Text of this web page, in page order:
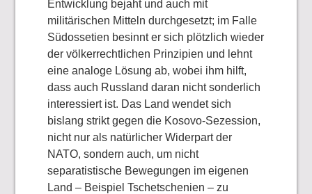
Entwicklung bejaht und auch mit
militärischen Mitteln durchgesetzt; im Falle
Südossetien besinnt er sich plötzlich wieder
der völkerrechtlichen Prinzipien und lehnt
eine analoge Lösung ab, wobei ihm hilft,
dass auch Russland daran nicht sonderlich
interessiert ist. Das Land wendet sich
bislang strikt gegen die Kosovo-Sezession,
nicht nur als natürlicher Widerpart der
NATO, sondern auch, um nicht
separatistische Bewegungen im eigenen
Land – Beispiel Tschetschenien – zu